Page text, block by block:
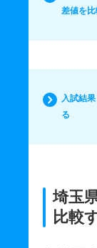
差値を
入試結
る
埼玉
比較